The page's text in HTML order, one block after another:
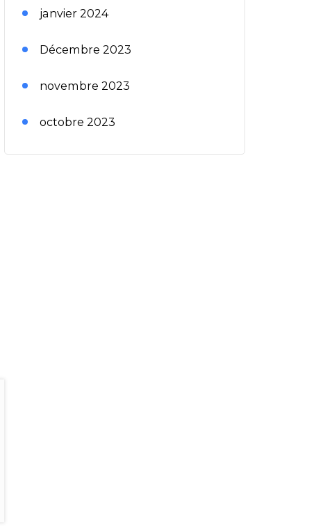
janvier 2024
Décembre 2023
novembre 2023
octobre 2023